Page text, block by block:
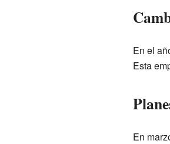
En el
Esta
En